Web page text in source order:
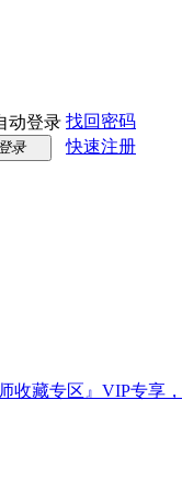
动登录 找回密码
录
快速注册
师收藏专区』VIP专享